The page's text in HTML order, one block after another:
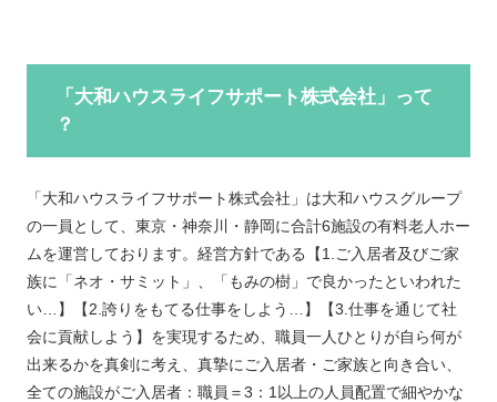
「大和ハウスライフサポート株式会社」って
？
「大和ハウスライフサポート株式会社」は大和ハウスグループ
の一員として、東京・神奈川・静岡に合計6施設の有料老人ホー
ムを運営しております。経営方針である【1.ご入居者及びご家
族に「ネオ・サミット」、「もみの樹」で良かったといわれた
い…】【2.誇りをもてる仕事をしよう…】【3.仕事を通じて社
会に貢献しよう】を実現するため、職員一人ひとりが自ら何が
出来るかを真剣に考え、真摯にご入居者・ご家族と向き合い、
全ての施設がご入居者：職員＝3：1以上の人員配置で細やかな